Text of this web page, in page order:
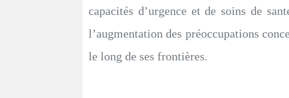
capacités d’urgence et de soins de
l’augmentation des préoccupations
le long de ses frontières.